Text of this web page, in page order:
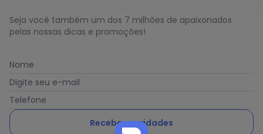
Seja você também um dos 7 milhões de apaixonados
pelas nossas dicas e promoções!
Nome
Digite seu e-mail
Telefone
Receber novidades